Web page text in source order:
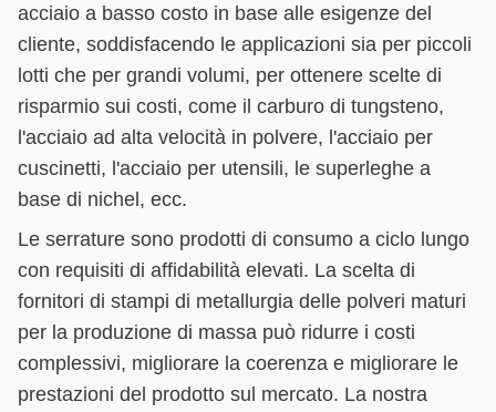
acciaio a basso costo in base alle esigenze del
cliente, soddisfacendo le applicazioni sia per piccoli
lotti che per grandi volumi, per ottenere scelte di
risparmio sui costi, come il carburo di tungsteno,
l'acciaio ad alta velocità in polvere, l'acciaio per
cuscinetti, l'acciaio per utensili, le superleghe a
base di nichel, ecc.
Le serrature sono prodotti di consumo a ciclo lungo
con requisiti di affidabilità elevati. La scelta di
fornitori di stampi di metallurgia delle polveri maturi
per la produzione di massa può ridurre i costi
complessivi, migliorare la coerenza e migliorare le
prestazioni del prodotto sul mercato. La nostra